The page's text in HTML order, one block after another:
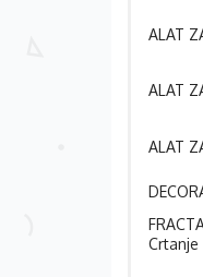
ALAT
ALAT
ALAT
Crtanje